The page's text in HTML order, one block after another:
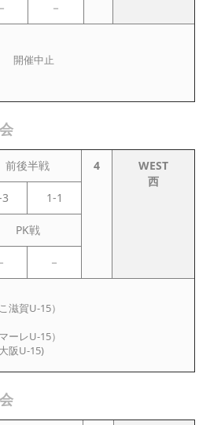
－ －
開催中止
前後半戦 4
WEST
西
1-1
PK戦
－
賀U-15）
ーレU-15）
阪U-15)